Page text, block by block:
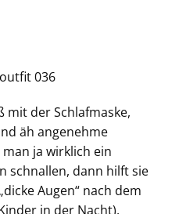
mit der Schlafmaske,
äh angenehme
ja wirklich ein
schnallen, dann hilft sie
Augen“ nach dem
in der Nacht).